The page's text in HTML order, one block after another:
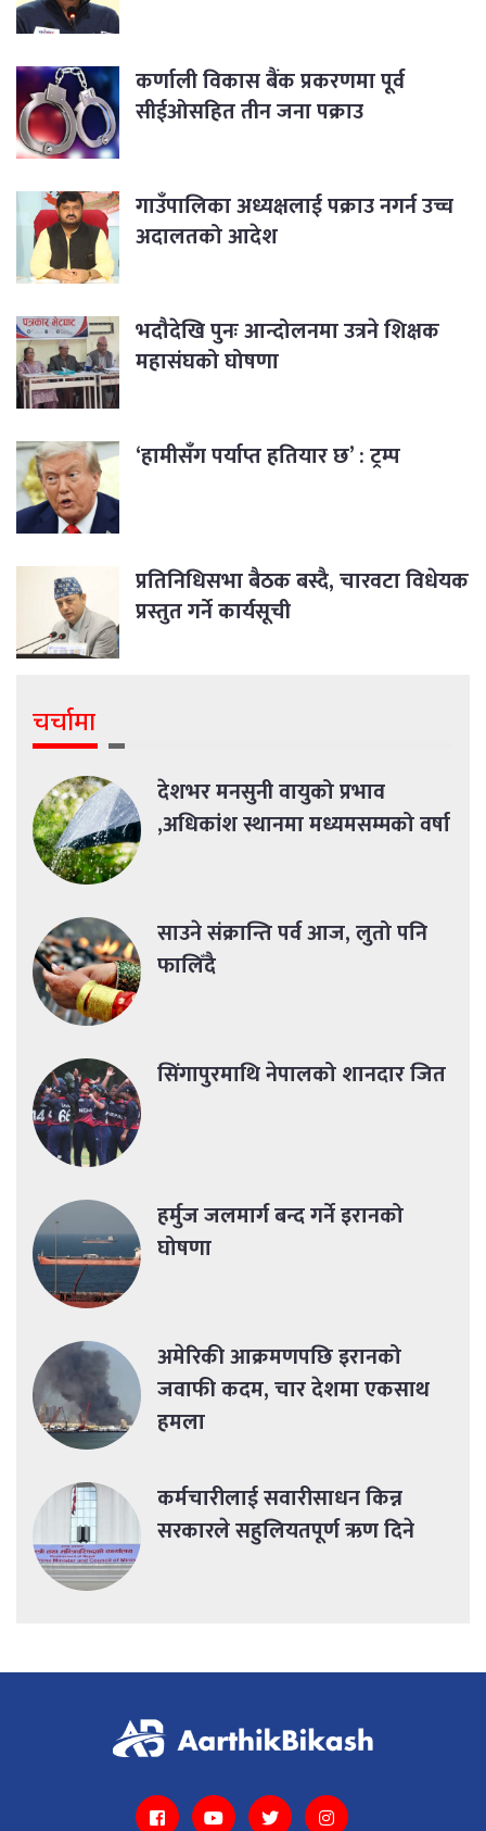
कर्णाली विकास बैंक प्रकरणमा पूर्व
सीईओसहित तीन जना पक्राउ
गाउँपालिका अध्यक्षलाई पक्राउ नगर्न उच्च
अदालतको आदेश
भदौदेखि पुनः आन्दोलनमा उत्रने शिक्षक
महासंघको घोषणा
‘हामीसँग पर्याप्त हतियार छ’ : ट्रम्प
प्रतिनिधिसभा बैठक बस्दै, चारवटा विधेयक
प्रस्तुत गर्ने कार्यसूची
चर्चामा
देशभर मनसुनी वायुको प्रभाव
,अधिकांश स्थानमा मध्यमसम्मको वर्षा
साउने संक्रान्ति पर्व आज, लुतो पनि
फालिँदै
सिंगापुरमाथि नेपालको शानदार जित
हर्मुज जलमार्ग बन्द गर्ने इरानको
घोषणा
अमेरिकी आक्रमणपछि इरानको
जवाफी कदम, चार देशमा एकसाथ
हमला
कर्मचारीलाई सवारीसाधन किन्न
सरकारले सहुलियतपूर्ण ऋण दिने